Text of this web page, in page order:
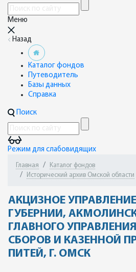
Меню
Назад
Каталог фондов
Путеводитель
Базы данных
Справка
Поиск
Режим для слабовидящих
Главная
Каталог фондов
Исторический архив Омской области
АКЦИЗНОЕ
ГУБЕРНИИ,
ГЛАВНОГО
СБОРОВ И КАЗЕННОЙ
ПИТЕЙ, Г. ОМСК